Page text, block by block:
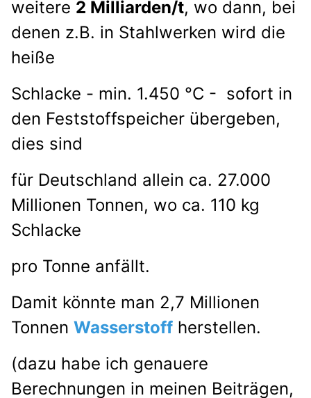
weitere 2 Milliarden/t, wo dann, bei
denen z.B. in Stahlwerken wird die
heiße
Schlacke - min. 1.450 °C - sofort in
den Feststoffspeicher übergeben,
dies sind
für Deutschland allein ca. 27.000
Millionen Tonnen, wo ca. 110 kg
Schlacke
pro Tonne anfällt.
Damit könnte man 2,7 Millionen
Tonnen Wasserstoff herstellen.
(dazu habe ich genauere
Berechnungen in meinen Beiträgen,